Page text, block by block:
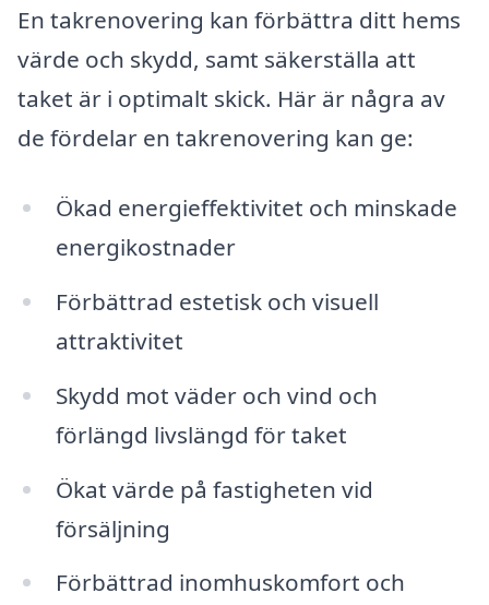
En takrenovering kan förbättra ditt hems
värde och skydd, samt säkerställa att
taket är i optimalt skick. Här är några av
de fördelar en takrenovering kan ge:
Ökad energieffektivitet och minskade
energikostnader
Förbättrad estetisk och visuell
attraktivitet
Skydd mot väder och vind och
förlängd livslängd för taket
Ökat värde på fastigheten vid
försäljning
Förbättrad inomhuskomfort och